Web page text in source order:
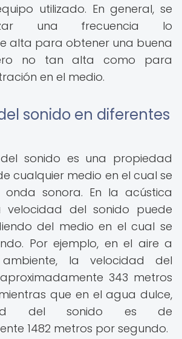
utilizado. En general, se
una frecuencia lo
alta para obtener una buena
no tan alta como para
en el medio.
sonido en diferentes
sonido es una propiedad
cualquier medio en el cual se
sonora. En la acústica
velocidad del sonido puede
del medio en el cual se
Por ejemplo, en el aire a
la velocidad del
343 metros
que en el agua dulce,
del sonido es de
1482 metros por segundo.